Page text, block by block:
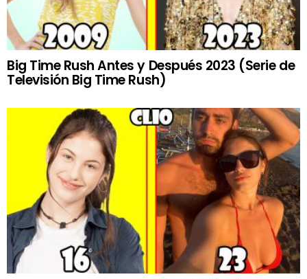
Big Time Rush Antes y Después 2023 (Serie de
Televisión Big Time Rush)